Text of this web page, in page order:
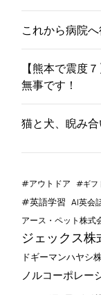
これから病院
【熊本で震度
無事です！
猫と犬、睨み
#アウトドア #ギフ
#英語学習 AI英会
アース・ペット株式
ジェックス株
ドギーマンハヤシ
ノルコーポレー